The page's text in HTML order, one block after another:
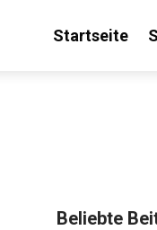
Startseite
Beliebte